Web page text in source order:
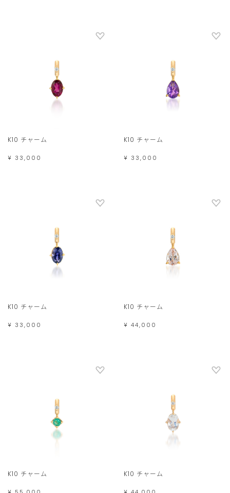
K10 チャーム
¥ 33,000
K10 チャーム
¥ 33,000
K10 チャーム
¥ 33,000
K10 チャーム
¥ 44,000
K10 チャーム K10 チャーム